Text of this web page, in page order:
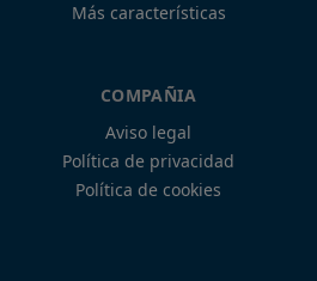
Más características
COMPAÑIA
Aviso legal
Política de privacidad
Política de cookies